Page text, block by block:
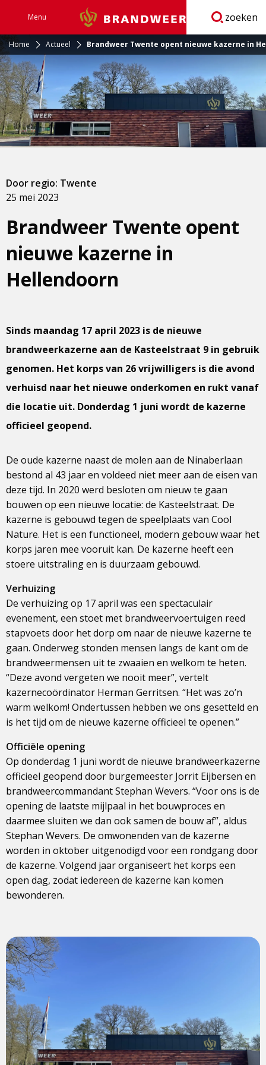
Menu Brandweer zoeken
Home Actueel Brandweer Twente opent nieuwe kazerne in
Brandweer Twente opent
nieuwe kazerne in
Hellendoorn
25 mei 2023
Door regio: Twente
Sinds maandag 17 april 2023 is de nieuwe
brandweerkazerne aan de Kasteelstraat 9 in gebruik
genomen. Het korps van 26 vrijwilligers is die avond
verhuisd naar het nieuwe onderkomen en rukt vanaf
die locatie uit. Donderdag 1 juni wordt de kazerne
officieel geopend.
De oude kazerne naast de molen aan de Ninaberlaan
bestond al 43 jaar en voldeed niet meer aan de eisen van
deze tijd. In 2020 werd besloten om nieuw te gaan
bouwen op een nieuwe locatie: de Kasteelstraat. De
kazerne is gebouwd tegen de speelplaats van Cool
Nature. Het is een functioneel, modern gebouw waar het
korps jaren mee vooruit kan. De kazerne heeft een
stoere uitstraling en is duurzaam gebouwd.
Verhuizing
De verhuizing op 17 april was een spectaculair
evenement, een stoet met brandweervoertuigen reed
stapvoets door het dorp om naar de nieuwe kazerne te
gaan. Onderweg stonden mensen langs de kant om de
brandweermensen uit te zwaaien en welkom te heten.
“Deze avond vergeten we nooit meer”, vertelt
kazernecoördinator Herman Gerritsen. “Het was zo’n
warm welkom! Ondertussen hebben we ons gesetteld en
is het tijd om de nieuwe kazerne officieel te openen.”
Officiële opening
Op donderdag 1 juni wordt de nieuwe brandweerkazerne
officieel geopend door burgemeester Jorrit Eijbersen en
brandweercommandant Stephan Wevers. “Voor ons is de
opening de laatste mijlpaal in het bouwproces en
daarmee sluiten we dan ook samen de bouw af”, aldus
Stephan Wevers. De omwonenden van de kazerne
worden in oktober uitgenodigd voor een rondgang door
de kazerne. Volgend jaar organiseert het korps een
open dag, zodat iedereen de kazerne kan komen
bewonderen.